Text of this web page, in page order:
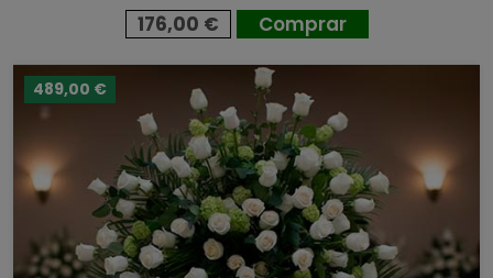
176,00 € Comprar
489,00 €